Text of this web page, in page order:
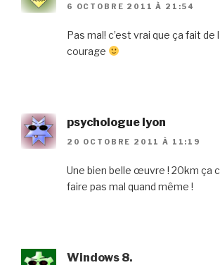
6 OCTOBRE 2011 À 21:54
Pas mal! c’est vrai que ça fait de
courage
psychologue lyon
20 OCTOBRE 2011 À 11:19
Une bien belle œuvre ! 20km ça
faire pas mal quand même !
Windows 8.